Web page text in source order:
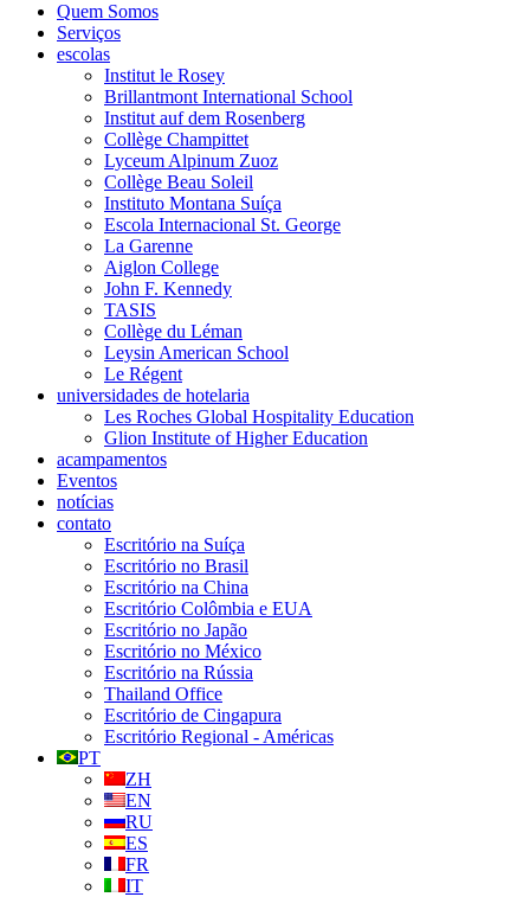
Quem Somos
Serviços
escolas
Institut le Rosey
Brillantmont International School
Institut auf dem Rosenberg
Collège Champittet
Lyceum Alpinum Zuoz
Collège Beau Soleil
Instituto Montana Suíça
Escola Internacional St. George
La Garenne
Aiglon College
John F. Kennedy
TASIS
Collège du Léman
Leysin American School
Le Régent
universidades de hotelaria
Les Roches Global Hospitality Education
Glion Institute of Higher Education
acampamentos
Eventos
notícias
contato
Escritório na Suíça
Escritório no Brasil
Escritório na China
Escritório Colômbia e EUA
Escritório no Japão
Escritório no México
Escritório na Rússia
Thailand Office
Escritório de Cingapura
Escritório Regional - Américas
PT
ZH
EN
RU
ES
FR
IT